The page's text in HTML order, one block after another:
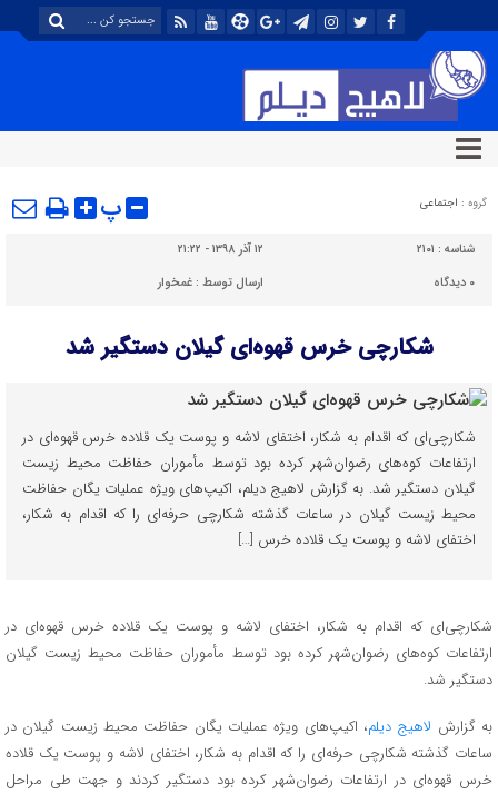
گروه : اجتماعی پ
شناسه : ۲۱۰۱
۱۲ آذر ۱۳۹۸ - ۲۱:۲۲
۰ دیدگاه ارسال توسط :غمخوار
شکارچی خرس قهوه‌ای گیلان دستگیر شد
شکارچی‌ای که اقدام به شکار، اختفای لاشه و پوست یک قلاده خرس قهوه‌ای در
ارتفاعات کوه‌های رضوان‌شهر کرده بود توسط مأموران حفاظت محیط زیست
گیلان دستگیر شد. به گزارش لاهیج دیلم، اکیپ‌های ویژه عملیات یگان حفاظت
محیط زیست گیلان در ساعات گذشته شکارچی حرفه‌ای را که اقدام به شکار،
اختفای لاشه و پوست یک قلاده خرس […]
شکارچی‌ای که اقدام به شکار، اختفای لاشه و پوست یک قلاده خرس قهوه‌ای در
ارتفاعات کوه‌های رضوان‌شهر کرده بود توسط مأموران حفاظت محیط زیست گیلان
دستگیر شد.
به گزارش لاهیج دیلم، اکیپ‌های ویژه عملیات یگان حفاظت محیط زیست گیلان در
ساعات گذشته شکارچی حرفه‌ای را که اقدام به شکار، اختفای لاشه و پوست یک قلاده
خرس قهوه‌ای در ارتفاعات رضوان‌شهر کرده بود دستگیر کردند و جهت طی مراحل